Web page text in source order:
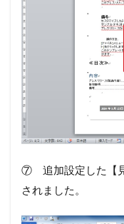
⑦ 追加設定した【
されました。